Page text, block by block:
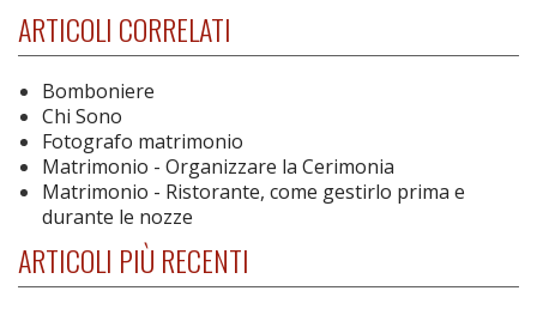
ARTICOLI CORRELATI
Bomboniere
Chi Sono
Fotografo matrimonio
Matrimonio - Organizzare la Cerimonia
Matrimonio - Ristorante, come gestirlo prima e
durante le nozze
ARTICOLI PIÙ RECENTI